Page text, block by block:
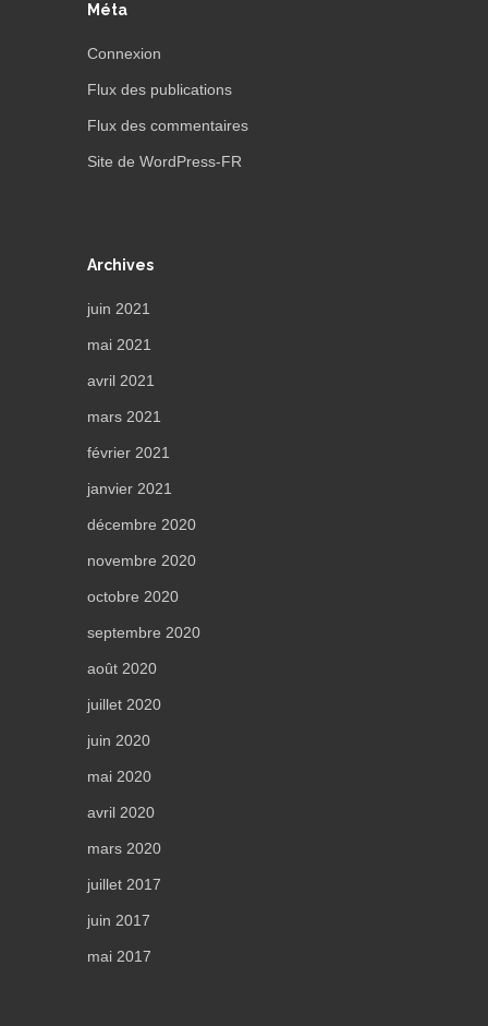
Méta
Connexion
Flux des publications
Flux des commentaires
Site de WordPress-FR
Archives
juin 2021
mai 2021
avril 2021
mars 2021
février 2021
janvier 2021
décembre 2020
novembre 2020
octobre 2020
septembre 2020
août 2020
juillet 2020
juin 2020
mai 2020
avril 2020
mars 2020
juillet 2017
juin 2017
mai 2017